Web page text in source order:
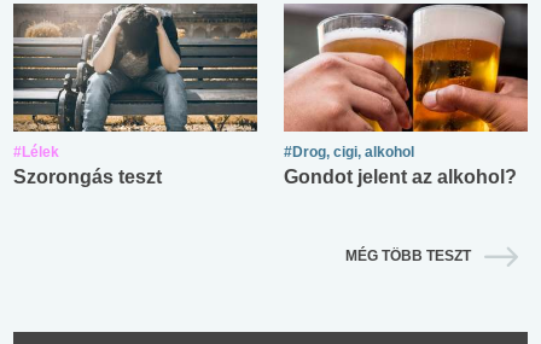
#Lélek
Szorongás teszt
#Drog, cigi, alkohol
Gondot jelent az alkohol?
MÉG TÖBB TESZT